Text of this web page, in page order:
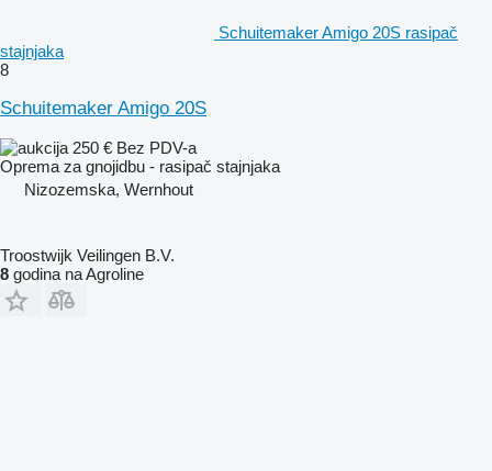
Schuitemaker Amigo 20S rasipač
stajnjaka
8
Schuitemaker Amigo 20S
250 € Bez PDV-a
Oprema za gnojidbu - rasipač stajnjaka
Nizozemska, Wernhout
Troostwijk Veilingen B.V.
8 godina na Agroline